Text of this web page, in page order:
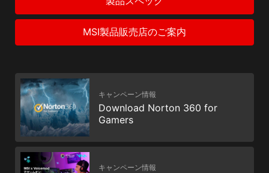
MSI製品販売店のご案内
キャンペーン情報
Download Norton 360 for
Gamers
キャンペーン情報